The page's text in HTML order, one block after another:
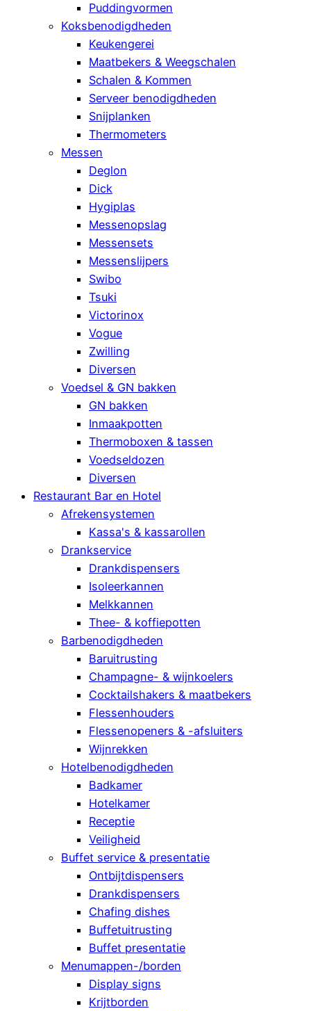
Puddingvormen
Koksbenodigdheden
Keukengerei
Maatbekers & Weegschalen
Schalen & Kommen
Serveer benodigdheden
Snijplanken
Thermometers
Messen
Deglon
Dick
Hygiplas
Messenopslag
Messensets
Messenslijpers
Swibo
Tsuki
Victorinox
Vogue
Zwilling
Diversen
Voedsel & GN bakken
GN bakken
Inmaakpotten
Thermoboxen & tassen
Voedseldozen
Diversen
Restaurant Bar en Hotel
Afrekensystemen
Kassa's & kassarollen
Drankservice
Drankdispensers
Isoleerkannen
Melkkannen
Thee- & koffiepotten
Barbenodigdheden
Baruitrusting
Champagne- & wijnkoelers
Cocktailshakers & maatbekers
Flessenhouders
Flessenopeners & -afsluiters
Wijnrekken
Hotelbenodigdheden
Badkamer
Hotelkamer
Receptie
Veiligheid
Buffet service & presentatie
Ontbijtdispensers
Drankdispensers
Chafing dishes
Buffetuitrusting
Buffet presentatie
Menumappen-/borden
Display signs
Krijtborden